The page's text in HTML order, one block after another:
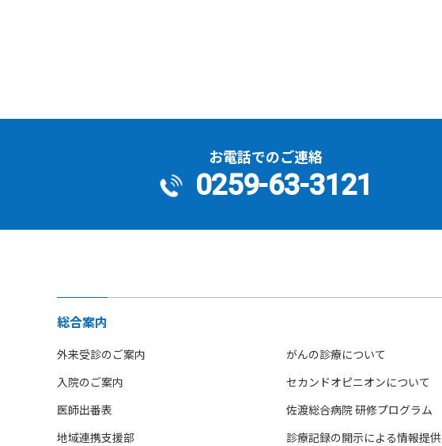
お電話でのご連絡
0259-63-3121
総合案内
外来受診のご案内
入院のご案内
医師出番表
地域連携支援部
がんの診療について
セカンドオピニオンについて
佐渡総合病院 研修プログラム
診療記録の開示による情報提供